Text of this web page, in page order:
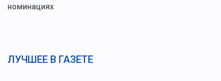
номинациях
ЛУЧШЕЕ В ГАЗЕТЕ